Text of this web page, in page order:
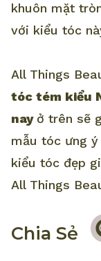
khuôn mặt
với kiểu tóc
All Things
tóc tém kiểu
nay ở trên sẽ
mẫu tóc ưng
kiểu tóc đẹp
All Things
Chia Sẻ